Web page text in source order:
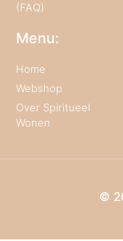
(FAQ)
Menu:
Home
Webshop
Over Spiritueel
Wonen
©